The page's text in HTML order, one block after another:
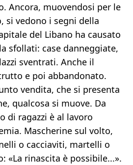
Ancora, muovendosi per le
si vedono i segni della
del Libano ha causato
sfollati: case danneggiate,
sventrati. Anche il
e poi abbandonato.
vendita, che si presenta
qualcosa si muove. Da
di ragazzi è al lavoro
Mascherine sul volto,
o cacciaviti, martelli o
«La rinascita è possibile...».